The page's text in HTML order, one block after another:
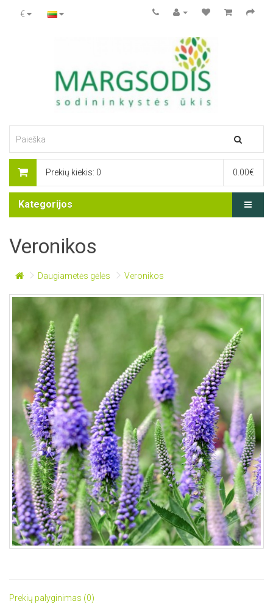
€
Prekių kiekis: 0 0.00€
Kategorijos
Veronikos
Daugiametės gėlės Veronikos
Prekių palyginimas (0)